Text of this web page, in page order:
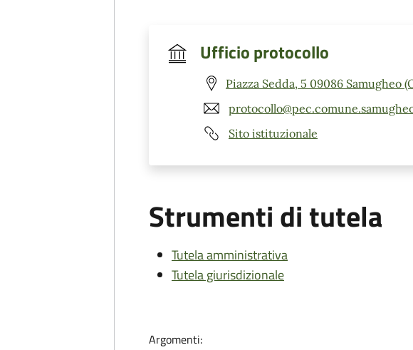
Ufficio protocollo
Piazza Sedda, 5 09086 Samugheo
Sito istituzionale
Strumenti di tutela
Tutela amministrativa
Tutela giurisdizionale
Argomenti: